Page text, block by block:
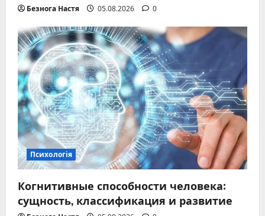
Безнога Настя 05.08.2026 0
Психологія
Когнитивные способности человека:
сущность, классификация и развитие